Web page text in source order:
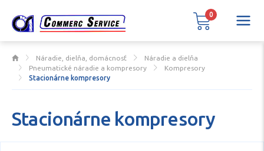
Náradie, dielňa, domácnosť
Náradie a dielňa
Pneumatické náradie a kompresory
Kompresory
Stacionárne kompresory
Stacionárne kompresory
0